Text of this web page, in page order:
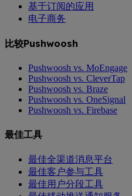
基于订阅的应用
电子商务
比较Pushwoosh
Pushwoosh vs. MoEngage
Pushwoosh vs. CleverTap
Pushwoosh vs. Braze
Pushwoosh vs. OneSignal
Pushwoosh vs. Firebase
最佳工具
最佳全渠道消息平台
最佳客户参与工具
最佳用户分段工具